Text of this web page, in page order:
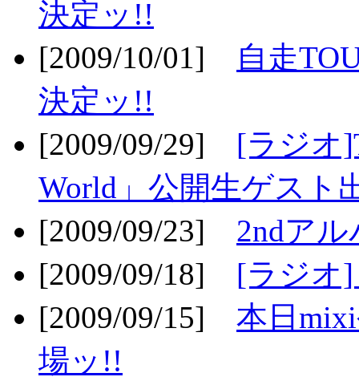
決定ッ!!
[2009/10/01]
自走
決定ッ!!
[2009/09/29] [ラジオ
World」公開生ゲスト
[2009/09/23] 2ndア
[2009/09/18] [ラジオ
[2009/09/15] 本日
場ッ!!